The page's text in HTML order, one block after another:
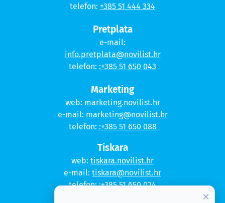
telefon: +385 51 444 334
Pretplata
e-mail:
info.pretplata@novilist.hr
telefon: :+385 51 650 043
Marketing
web: marketing.novilist.hr
e-mail: marketing@novilist.hr
telefon: :+385 51 650 088
Tiskara
web: tiskara.novilist.hr
e-mail: tiskara@novilist.hr
telefon::+385 51 650 024
×